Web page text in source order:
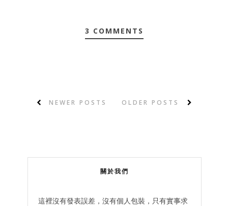
3 COMMENTS
NEWER POSTS OLDER POSTS
關於我們
這裡沒有發表誤差，沒有個人包裝，只有實事求